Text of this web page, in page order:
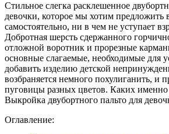
Стильное слегка расклешенное
девочки, которое мы хотим предложить
самостоятельно, ни в чем не уступает
Добротная шерсть сдержанного
отложной воротник и прорезные
основные слагаемые, необходимые для
добавить изделию детской
возбраняется немного похулиганить, и
пуговицы разных цветов. Каких
Выкройка двубортного пальто для
Оглавление: